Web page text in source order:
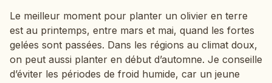
Le meilleur moment pour planter un olivier en terre
est au printemps, entre mars et mai, quand les fortes
gelées sont passées. Dans les régions au climat doux,
on peut aussi planter en début d’automne. Je conseille
d’éviter les périodes de froid humide, car un jeune